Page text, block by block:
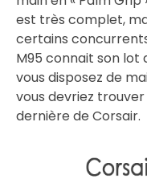
est très complet,
certains
M95 connait son lot
vous disposez de
vous devriez
dernière de Corsair.